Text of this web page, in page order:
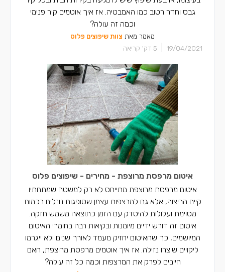
גבס וחדר רטוב כמו האמבטיה. אז איך אוטמים קיר פנימי
וכמה זה עולה?
מאמר מאת צוות שיפוצים פלוס
19/04/2021
5 דק' קריאה
איטום מרפסת מרוצפת - מחירים - שיפוצים פלוס
איטום מרפסת מרוצפת מתייחס לא רק למשטח שמתחתיו
קיים הריצוף, אלא גם למרצפות עצמן שסופגות נוזלים בכמות
מסוימת ועלולות להיסדק עם הזמן כתוצאה משמש חזקה.
איטום זה דורש ידיים מיומנות ובקיאות רבה בחומרי האיטום
המיושמים, כך שהאיטום יחזיק מעמד לאורך שנים ולא ייגרמו
ליקויים שיצרו נזילה. אז איך אוטמים מרפסת מרוצפת, האם
חייבים לפרק את המרצפות וכמה כל זה עולה?